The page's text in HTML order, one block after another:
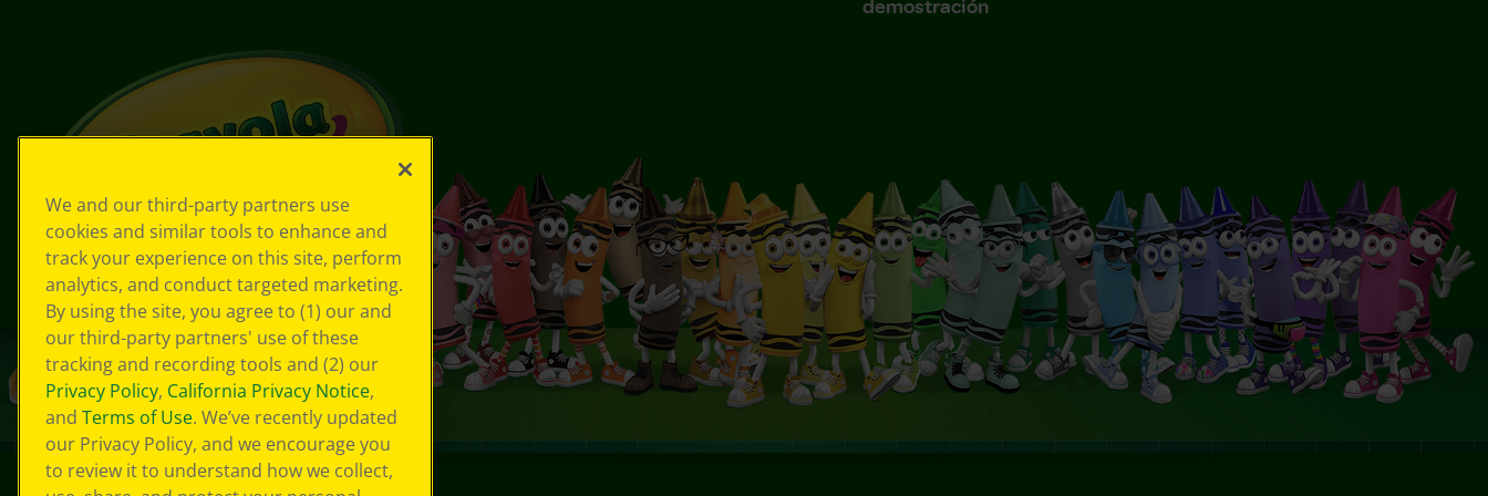
demostración
We and our third-party partners use
cookies and similar tools to enhance and
track your experience on this site, perform
analytics, and conduct targeted marketing.
By using the site, you agree to (1) our and
our third-party partners' use of these
tracking and recording tools and (2) our
Privacy Policy, California Privacy Notice,
and Terms of Use. We’ve recently updated
our Privacy Policy, and we encourage you
to review it to understand how we collect,